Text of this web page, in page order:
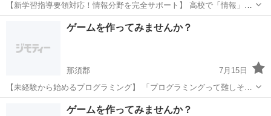
【新学習指導要領対応！情報分野を完全サポート】 高校で「情報」が
必修化されました。 プログラミングの基礎をしっかり身につけましょ
学校の授業...
プログラミング 思考力
ゲームを作ってみませんか？
那須郡
7月15日
【未経験から始めるプログラミング】 「プログラミングって難しそ
う...」そんなイメージを払拭します！ 当塾が選ばれる理由 初心者向け
プログラミング 未経験
ゲームを作ってみませんか？